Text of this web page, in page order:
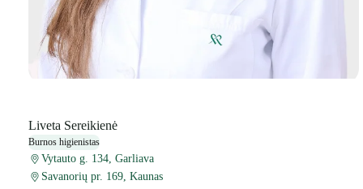
Liveta Sereikienė
Burnos higienistas
Vytauto g. 134, Garliava
Savanorių pr. 169, Kaunas